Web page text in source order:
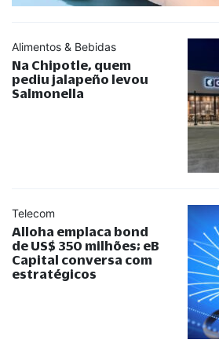
Alimentos & Bebidas
Na Chipotle, quem
pediu jalapeño levou
Salmonella
Telecom
Alloha emplaca bond
de US$ 350 milhões; eB
Capital conversa com
estratégicos